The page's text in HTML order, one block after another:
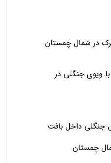
در شمال چمستان
ویوی جنگلی در
جنگلی داخل بافت
چمستان